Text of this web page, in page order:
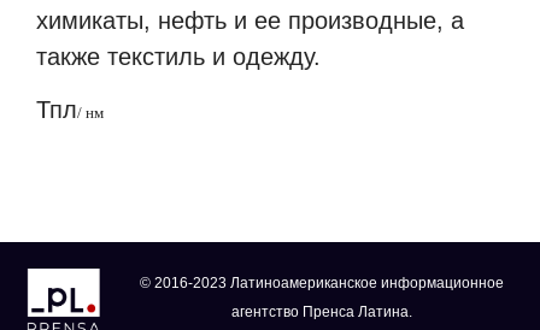
химикаты, нефть и ее производные, а
также текстиль и одежду.
Тпл/ нм
© 2016-2023 Латиноамериканское информационное
агентство Пренса Латина.